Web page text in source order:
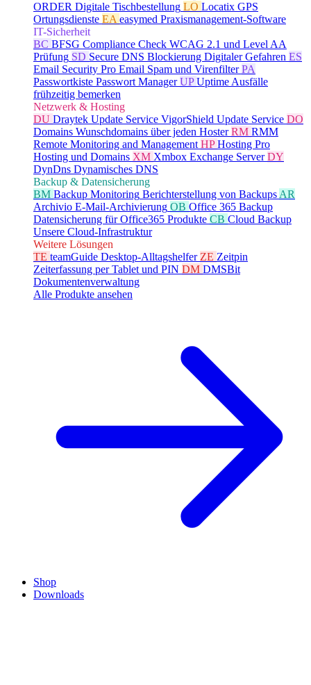
ORDER Digitale Tischbestellung LO Locatix GPS
Ortungsdienste EA easymed Praxismanagement-Software
IT-Sicherheit
BC BFSG Compliance Check WCAG 2.1 und Level AA
Prüfung SD Secure DNS Blockierung Digitaler Gefahren ES
Email Security Pro Email Spam und Virenfilter PA
Passwortkiste Passwort Manager UPUptime Ausfälle
frühzeitig bemerken
Netzwerk & Hosting
DU Draytek Update Service VigorShield Update Service DO
Domains Wunschdomains über jeden Hoster RM RMM
Remote Monitoring and Management HPHosting Pro
Hosting und Domains XM Xmbox Exchange Server DY
DynDns Dynamisches DNS
Backup & Datensicherung
BM Backup Monitoring Berichterstellung von Backups AR
Archivio E-Mail-Archivierung OB Office 365 Backup
Datensicherung für Office365 Produkte CB Cloud Backup
Unsere Cloud-Infrastruktur
Weitere Lösungen
TE teamGuide Desktop-Alltagshelfer ZE Zeitpin
Zeiterfassung per Tablet und PIN DM DMSBit
Dokumentenverwaltung
Alle Produkte ansehen
Shop
Downloads